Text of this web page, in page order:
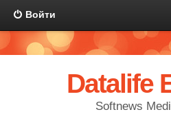
Войти
Datalife
Softnews